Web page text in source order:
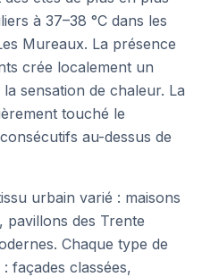
à 37–38 °C dans les
Mureaux. La présence
crée localement un
sensation de chaleur. La
touché le
au-dessus de
urbain varié : maisons
pavillons des Trente
Chaque type de
façades classées,